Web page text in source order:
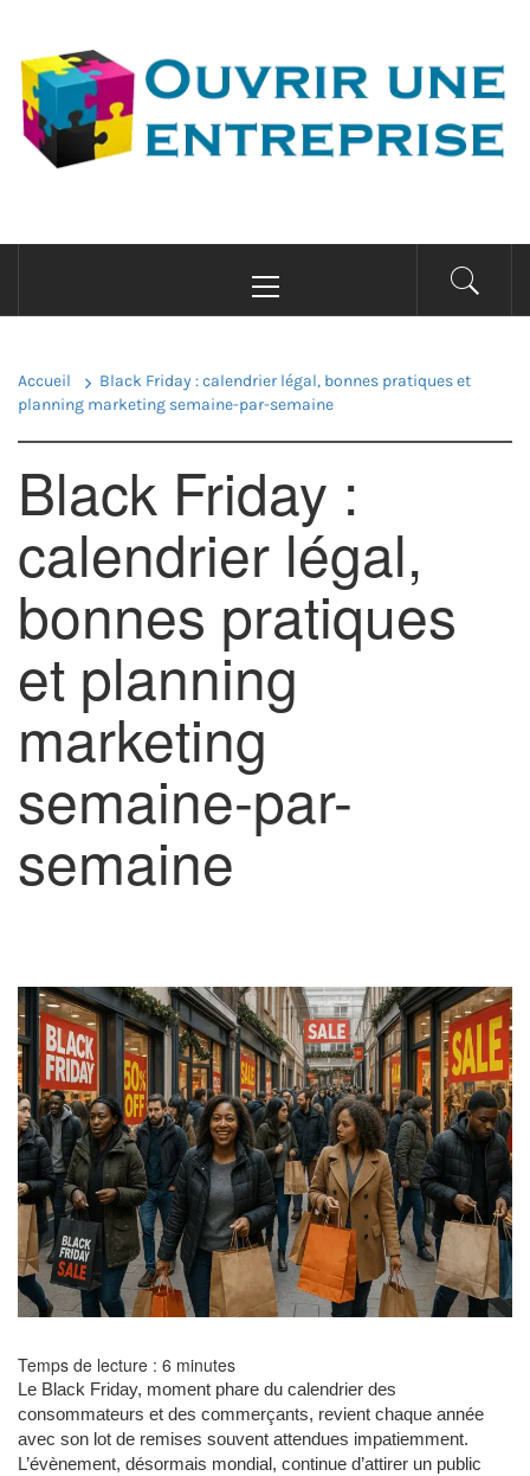
contenu
OUVRIR UNE
ENTREPRISE
principal
Accueil
Black Friday : calendrier légal, bonnes pratiques et
planning marketing semaine-par-semaine
Black Friday :
calendrier légal,
bonnes pratiques
et planning
marketing
semaine-par-
semaine
Temps de lecture : 6 minutes
Le Black Friday, moment phare du calendrier des
consommateurs et des commerçants, revient chaque année
avec son lot de remises souvent attendues impatiemment.
L’évènement, désormais mondial, continue d’attirer un public